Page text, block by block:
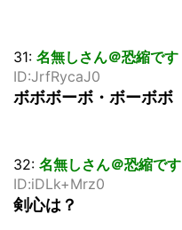
31: 名無しさん＠恐縮です
ID:JrfRycaJ0
ボボボーボ・ボーボボ
32: 名無しさん＠恐縮です
ID:iDLk+Mrz0
剣心は？